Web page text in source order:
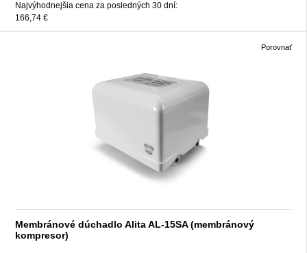
Najvýhodnejšia cena za posledných 30 dní:
166,74 €
Membránové dúchadlo Alita AL-15SA (membránový
kompresor)
Porovnať